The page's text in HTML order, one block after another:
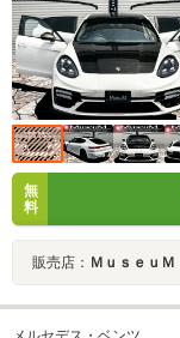
無
料
販売店： ＭｕｓｅｕＭ